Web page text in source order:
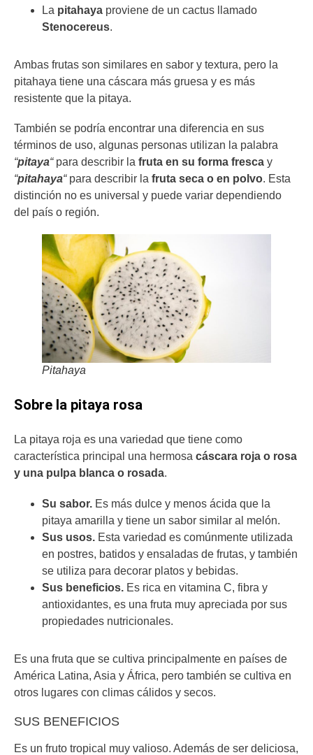
La pitahaya proviene de un cactus llamado
Stenocereus.
Ambas frutas son similares en sabor y textura, pero la
pitahaya tiene una cáscara más gruesa y es más
resistente que la pitaya.
También se podría encontrar una diferencia en sus
términos de uso, algunas personas utilizan la palabra
“pitaya“para describir la fruta en su forma fresca y
“pitahaya“para describir la fruta seca o en polvo. Esta
distinción no es universal y puede variar dependiendo
del país o región.
Pitahaya
Sobre la pitaya rosa
La pitaya roja es una variedad que tiene como
característica principal una hermosa cáscara roja o rosa
y una pulpa blanca o rosada.
Su sabor. Es más dulce y menos ácida que la
pitaya amarilla y tiene un sabor similar al melón.
Sus usos. Esta variedad es comúnmente utilizada
en postres, batidos y ensaladas de frutas, y también
se utiliza para decorar platos y bebidas.
Sus beneficios. Es rica en vitamina C, fibra y
antioxidantes, es una fruta muy apreciada por sus
propiedades nutricionales.
Es una fruta que se cultiva principalmente en países de
América Latina, Asia y África, pero también se cultiva en
otros lugares con climas cálidos y secos.
SUS BENEFICIOS
Es un fruto tropical muy valioso. Además de ser deliciosa,